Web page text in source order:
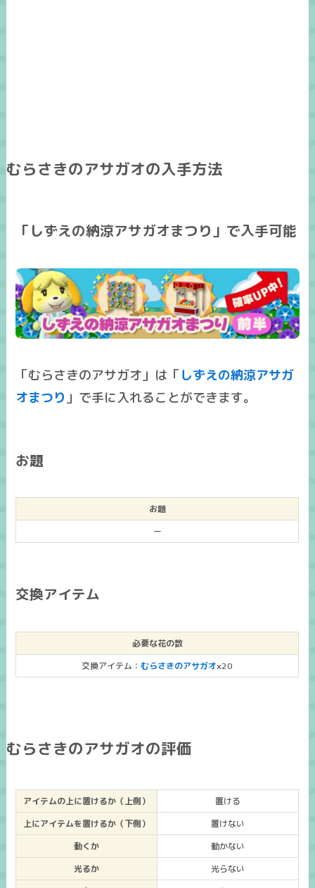
むらさきのアサガオの入手方法
「しずえの納涼アサガオまつり」で入手可能
「むらさきのアサガオ」は「しずえの納涼アサガ
オまつり 」で手に入れることができます。
お題
お題
ー
交換アイテム
必要な花の数
交換アイテム：むらさきのアサガオ×20
むらさきのアサガオの評価
アイテムの上に置けるか（上側）
置ける
上にアイテムを置けるか（下側）
置けない
動くか
動かない
光るか
光らない